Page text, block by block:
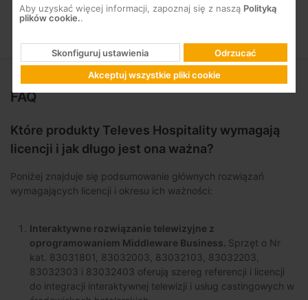
FAQ
Które produkty Televes Hospitality wymagają
licencji i jak długo jest ona ważna?
Poniżej znajduje się podsumowanie głównych rozwiązań
wymagających licencji i okresu ich ważności:
Interaktywne rozwiązanie telewizyjne z
oprogramowaniem Middleware Business. Sprzęt o Nr
kat. 83031801, 83032003, 83032103, 83032203,
83032303 i 83032403 oferują szereg referencji i licencji
do integracji interaktywnej telewizji i usług castingowych w
Aby uzyskać więcej informacji, zapoznaj się z naszą Polityką
plików cookie..
Skonfiguruj ustawienia
Odrzucać
Akceptuj wszystkie pliki cookie